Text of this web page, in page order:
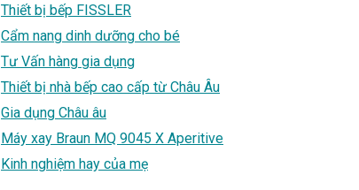
Thiết bị bếp FISSLER
Cẩm nang dinh dưỡng cho bé
Tư Vấn hàng gia dụng
Thiết bị nhà bếp cao cấp từ Châu Âu
Gia dụng Châu âu
Máy xay Braun MQ 9045 X Aperitive
Kinh nghiệm hay của mẹ